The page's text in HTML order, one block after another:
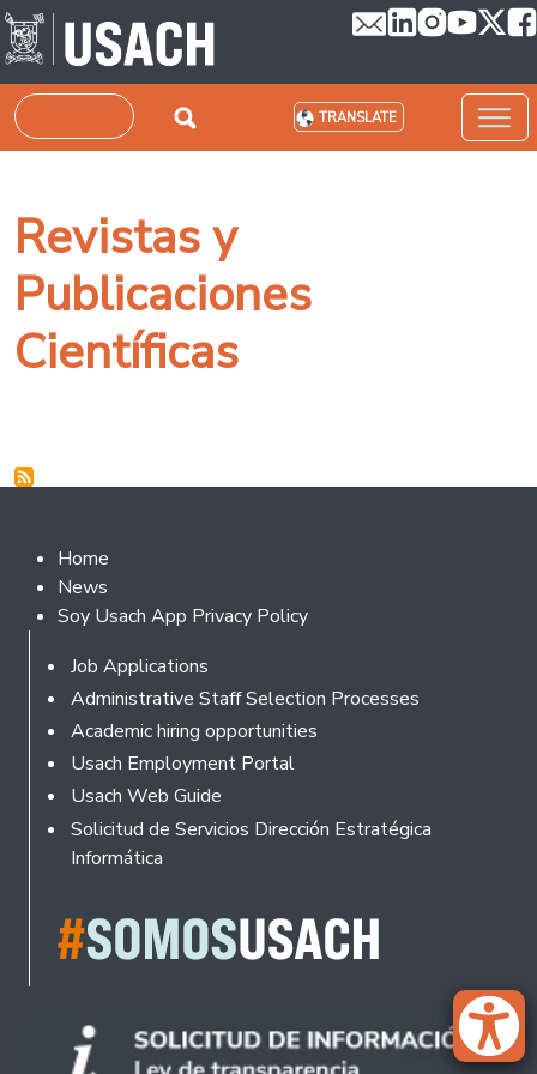
Skip to main content
Search TRANSLATE
Revistas y
Publicaciones
Científicas
Footer 2
Home
News
Soy Usach App Privacy Policy
Footer
Job Applications
Administrative Staff Selection Processes
Academic hiring opportunities
Usach Employment Portal
Usach Web Guide
Solicitud de Servicios Dirección Estratégica
Informática